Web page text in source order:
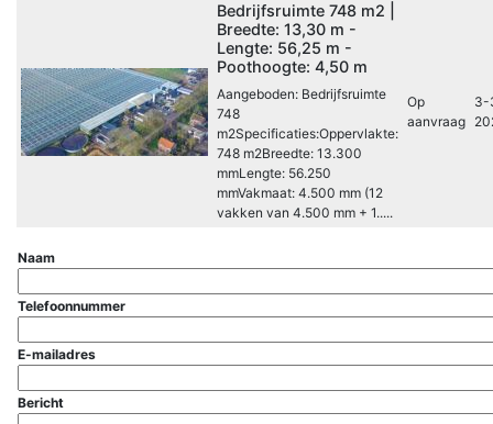
Bedrijfsruimte 748 m2 |
Breedte: 13,30 m -
Lengte: 56,25 m -
Poothoogte: 4,50 m
Aangeboden: Bedrijfsruimte
748
m2Specificaties:Oppervlakte:
748 m2Breedte: 13.300
mmLengte: 56.250
mmVakmaat: 4.500 mm (12
vakken van 4.500 mm + 1.....
Op
aanvraag
3-
Naam
Telefoonnummer
E-mailadres
Bericht